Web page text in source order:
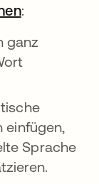
:
ganz
einfügen,
Sprache